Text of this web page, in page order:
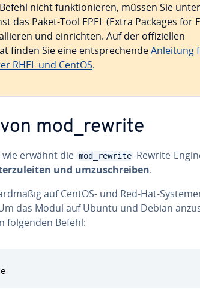
nicht funk­tio­nie­ren, müssen Sie unter
das Paket-Tool EPEL (Extra Packages for
und ein­rich­ten. Auf der of­fi­zi­el­len
finden Sie eine ent­spre­chen­deAnleitung
RHEL und CentOS.
mod_rewrite
erwähnt die mod_rewrite -Rewrite-
und um­zu­schrei­ben.
auf CentOS- und Red-Hat-
das Modul auf Ubuntu und Debian
folgenden Befehl: